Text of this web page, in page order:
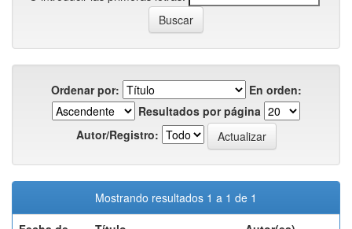
Ordenar por:
En orden:
Resultados por página
Autor/Registro:
Mostrando resultados 1 a 1 de 1